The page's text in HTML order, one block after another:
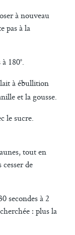
à nouveau
pas à la
180°.
à ébullition
et la gousse.
le sucre.
tout en
de
secondes à 2
: plus la